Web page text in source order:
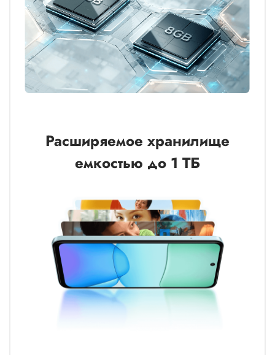
Расширяемое хранилище
емкостью до 1 ТБ